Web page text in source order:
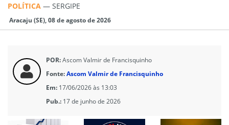
POLÍTICA — SERGIPE
Aracaju (SE), 08 de agosto de 2026
POR:Ascom Valmir de Francisquinho
Fonte:Ascom Valmir de Francisquinho
Em: 17/06/2026 às 13:03
Pub.: 17 de junho de 2026